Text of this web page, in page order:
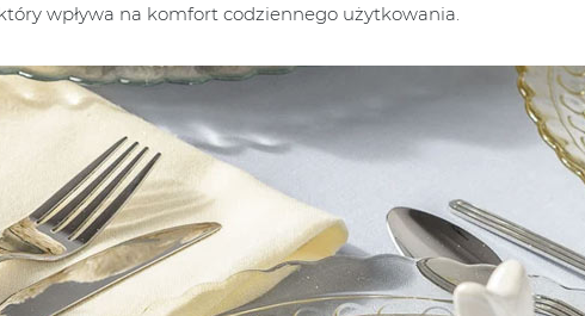
wpływa na komfort codziennego użytkowania.